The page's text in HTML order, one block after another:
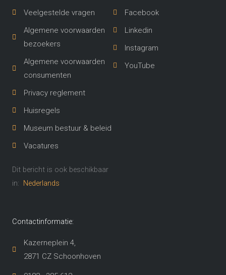
Veelgestelde vragen
Algemene voorwaarden
bezoekers
Algemene voorwaarden
consumenten
Privacy reglement
Huisregels
Museum bestuur & beleid
Vacatures
Dit bericht is ook beschikbaar
in: Nederlands
Facebook
Linkedin
Instagram
YouTube
Contactinformatie:
Kazerneplein 4,
2871 CZ Schoonhoven​